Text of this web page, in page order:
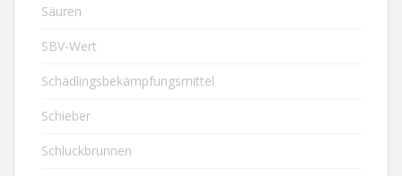
Säuren
SBV-Wert
Schädlingsbekämpfungsmittel
Schieber
Schluckbrunnen